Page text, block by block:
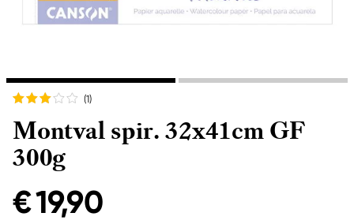
(1)
Montval spir. 32x41cm GF
300g
€ 19,90